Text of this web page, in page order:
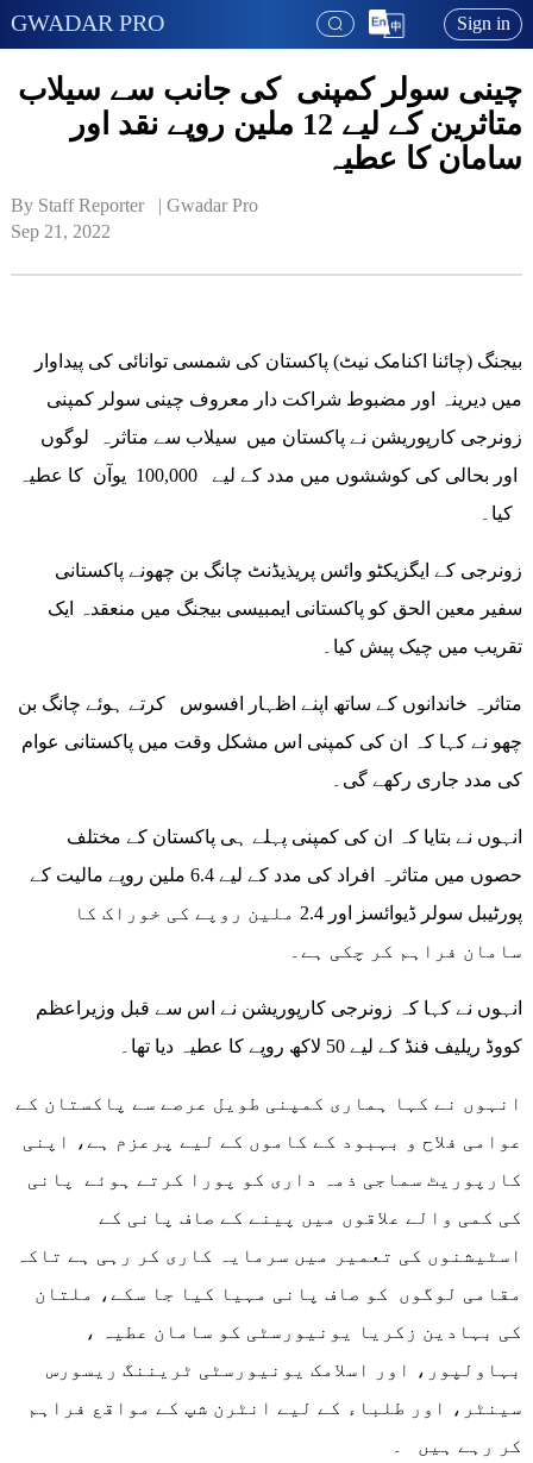
GWADAR PRO Sign in
چینی سولر کمپنی کی جانب سے سیلاب
متاثرین کے لیے 12 ملین روپے نقد اور
سامان کا عطیہ
By Staff Reporter   | Gwadar Pro
Sep 21, 2022
بیجنگ (چائنا اکنامک نیٹ) پاکستان کی شمسی توانائی کی پیداوار
میں دیرینہ اور مضبوط شراکت دار معروف چینی سولر کمپنی
زونرجی کارپوریشن نے پاکستان میں سیلاب سے متاثرہ لوگوں
اور بحالی کی کوششوں میں مدد کے لیے 100,000 یوآن کا عطیہ
زونرجی کے ایگزیکٹو وائس پریذیڈنٹ چانگ بن چھونے پاکستانی
سفیر معین الحق کو پاکستانی ایمبیسی بیجنگ میں منعقدہ ایک
تقریب میں چیک پیش کیا۔
چھو نے کہا کہ ان کی کمپنی اس مشکل وقت میں پاکستانی عوام
کی مدد جاری رکھے گی۔
انہوں نے بتایا کہ ان کی کمپنی پہلے ہی پاکستان کے مختلف
حصوں میں متاثرہ افراد کی مدد کے لیے 6.4 ملین روپے مالیت کے
پورٹیبل سولر ڈیوائسز اور 2.4 ملین روپے کی خوراک کا
سامان فراہم کر چکی ہے۔
انہوں نے کہا کہ زونرجی کارپوریشن نے اس سے قبل وزیراعظم
کووڈ ریلیف فنڈ کے لیے 50 لاکھ روپے کا عطیہ دیا تھا۔
عوامی فلاح و بہبود کے کاموں کے لیے پرعزم ہے، اپنی
کارپوریٹ سماجی ذمہ داری کو پورا کرتے ہوئے پانی
کی کمی والے علاقوں میں پینے کے صاف پانی کے
اسٹیشنوں کی تعمیر میں سرمایہ کاری کر رہی ہے تاکہ
مقامی لوگوں کو صاف پانی مہیا کیا جا سکے، ملتان
کی بہادین زکریا یونیورسٹی کو سامان عطیہ ،
بہاولپور، اور اسلامک یونیورسٹی ٹریننگ ریسورس
سینٹر، اور طلباء کے لیے انٹرن شپ کے مواقع فراہم
کر رہے ہیں ۔